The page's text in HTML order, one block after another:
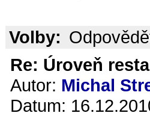
Volby:
Re: Úroveň
Autor: Michal
Datum: